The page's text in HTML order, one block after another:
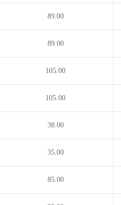
89.00
89.00
105.00
105.00
38.00
35.00
85.00